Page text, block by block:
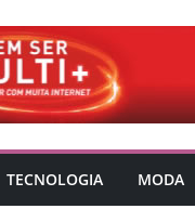
TECNOLOGIA MODA